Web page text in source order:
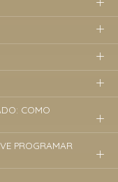
COMO
PROGRAMAR